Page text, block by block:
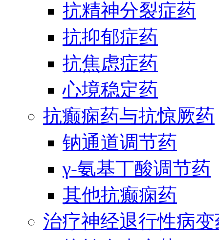
抗精神分裂症药
抗抑郁症药
抗焦虑症药
心境稳定药
抗癫痫药与抗惊厥药
钠通道调节药
γ-氨基丁酸调节药
其他抗癫痫药
治疗神经退行性病